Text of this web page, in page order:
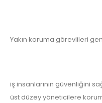
Yakın koruma görevlileri
iş insanlarının güvenliğini
üst düzey yöneticilere